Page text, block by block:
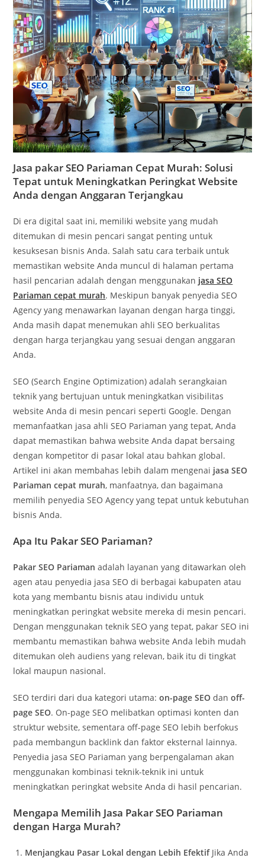
Jasa pakar SEO Pariaman Cepat Murah: Solusi
Tepat untuk Meningkatkan Peringkat Website
Anda dengan Anggaran Terjangkau
Di era digital saat ini, memiliki website yang mudah
ditemukan di mesin pencari sangat penting untuk
kesuksesan bisnis Anda. Salah satu cara terbaik untuk
memastikan website Anda muncul di halaman pertama
hasil pencarian adalah dengan menggunakan jasa SEO
Pariaman cepat murah. Meskipun banyak penyedia SEO
Agency yang menawarkan layanan dengan harga tinggi,
Anda masih dapat menemukan ahli SEO berkualitas
dengan harga terjangkau yang sesuai dengan anggaran
Anda.
SEO (Search Engine Optimization) adalah serangkaian
teknik yang bertujuan untuk meningkatkan visibilitas
website Anda di mesin pencari seperti Google. Dengan
memanfaatkan jasa ahli SEO Pariaman yang tepat, Anda
dapat memastikan bahwa website Anda dapat bersaing
dengan kompetitor di pasar lokal atau bahkan global.
Artikel ini akan membahas lebih dalam mengenai jasa SEO
Pariaman cepat murah, manfaatnya, dan bagaimana
memilih penyedia SEO Agency yang tepat untuk kebutuhan
bisnis Anda.
Apa Itu Pakar SEO Pariaman?
Pakar SEO Pariaman adalah layanan yang ditawarkan oleh
agen atau penyedia jasa SEO di berbagai kabupaten atau
kota yang membantu bisnis atau individu untuk
meningkatkan peringkat website mereka di mesin pencari.
Dengan menggunakan teknik SEO yang tepat, pakar SEO ini
membantu memastikan bahwa website Anda lebih mudah
ditemukan oleh audiens yang relevan, baik itu di tingkat
lokal maupun nasional.
SEO terdiri dari dua kategori utama:on-page SEO danoff-
page SEO. On-page SEO melibatkan optimasi konten dan
struktur website, sementara off-page SEO lebih berfokus
pada membangun backlink dan faktor eksternal lainnya.
Penyedia jasa SEO Pariaman yang berpengalaman akan
menggunakan kombinasi teknik-teknik ini untuk
meningkatkan peringkat website Anda di hasil pencarian.
Mengapa Memilih Jasa Pakar SEO Pariaman
dengan Harga Murah?
Menjangkau Pasar Lokal dengan Lebih EfektifJika Anda